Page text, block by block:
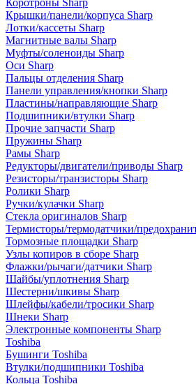
Коротроны Sharp
Крышки/панели/корпуса Sharp
Лотки/кассеты Sharp
Магнитные валы Sharp
Муфты/соленоиды Sharp
Оси Sharp
Пальцы отделения Sharp
Панели управления/кнопки Sharp
Пластины/направляющие Sharp
Подшипники/втулки Sharp
Прочие запчасти Sharp
Пружины Sharp
Рамы Sharp
Редукторы/двигатели/приводы Sharp
Резисторы/транзисторы Sharp
Ролики Sharp
Ручки/кулачки Sharp
Стекла оригиналов Sharp
Термисторы/термодатчики/
Тормозные площадки Sharp
Узлы копиров в сборе Sharp
Флажки/рычаги/датчики Sharp
Шайбы/уплотнения Sharp
Шестерни/шкивы Sharp
Шлейфы/кабели/тросики Sharp
Шнеки Sharp
Электронные компоненты Sharp
Toshiba
Бушинги Toshiba
Втулки/подшипники Toshiba
Кольца Toshiba